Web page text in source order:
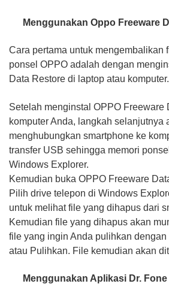
Menggunakan Oppo Freeware
Cara pertama untuk mengembalikan
ponsel OPPO adalah dengan
Data Restore di laptop atau
Setelah menginstal OPPO Freeware
komputer Anda, langkah selanjutnya
menghubungkan smartphone ke
transfer USB sehingga memori
Windows Explorer.
Kemudian buka OPPO Freeware
Pilih drive telepon di Windows
untuk melihat file yang dihapus dari
Kemudian file yang dihapus akan
file yang ingin Anda pulihkan
atau Pulihkan. File kemudian akan
Menggunakan Aplikasi Dr. Fone